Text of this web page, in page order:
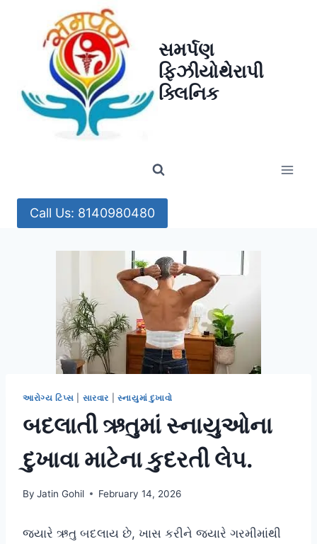
સમર્પણ
ફિઝીયોથેરાપી
ક્લિનિક
Call Us: 8140980480
આરોગ્ય ટિપ્સ સારવાર સ્નાયુમાં દુખાવો
બદલાતી ઋતુમાં સ્નાયુઓના
દુખાવા માટેના કુદરતી લેપ.
By Jatin Gohil February 14, 2026
જ્યારે ઋતુ બદલાય છે, ખાસ કરીને જ્યારે ગરમીમાંથી